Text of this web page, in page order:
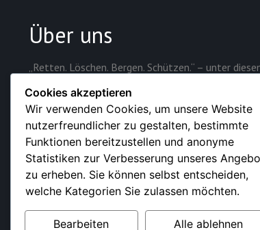
Über uns
„Retten. Löschen. Bergen. Schützen.“ – unter
© 2026 – Feuerwehr der Stadt Sundern (Sauerland)
Cookies akzeptieren
Wir verwenden Cookies, um unsere Website
nutzerfreundlicher zu gestalten, bestimmte
Funktionen bereitzustellen und anonyme
Statistiken zur Verbesserung unseres
zu erheben. Sie können selbst entscheiden,
welche Kategorien Sie zulassen möchten.
Bearbeiten Alle ablehnen